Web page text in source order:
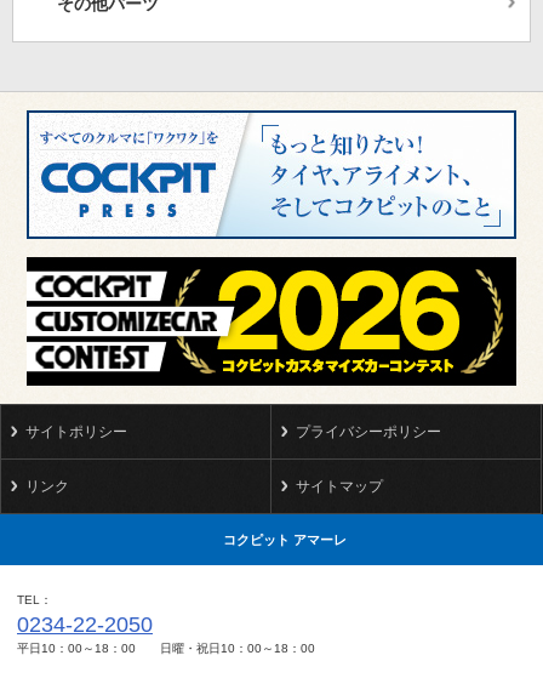
サイトポリシー プライバシーポリシー
リンク サイトマップ
コクピット アマーレ
TEL
0234-22-2050
平日10：00～18：00 日曜・祝日10：00～18：00